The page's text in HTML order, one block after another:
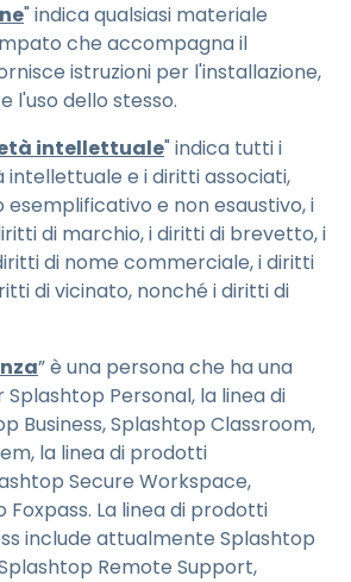
" indica qualsiasi materiale
che accompagna il
istruzioni per l'installazione,
l'uso dello stesso.
intellettuale" indica tutti i
e i diritti associati,
e non esaustivo, i
di marchio, i diritti di brevetto, i
di nome commerciale, i diritti
di vicinato, nonché i diritti di
” è una persona che ha una
Personal, la linea di
Business, Splashtop Classroom,
la linea di prodotti
Secure Workspace,
Foxpass. La linea di prodotti
include attualmente Splashtop
Remote Support,